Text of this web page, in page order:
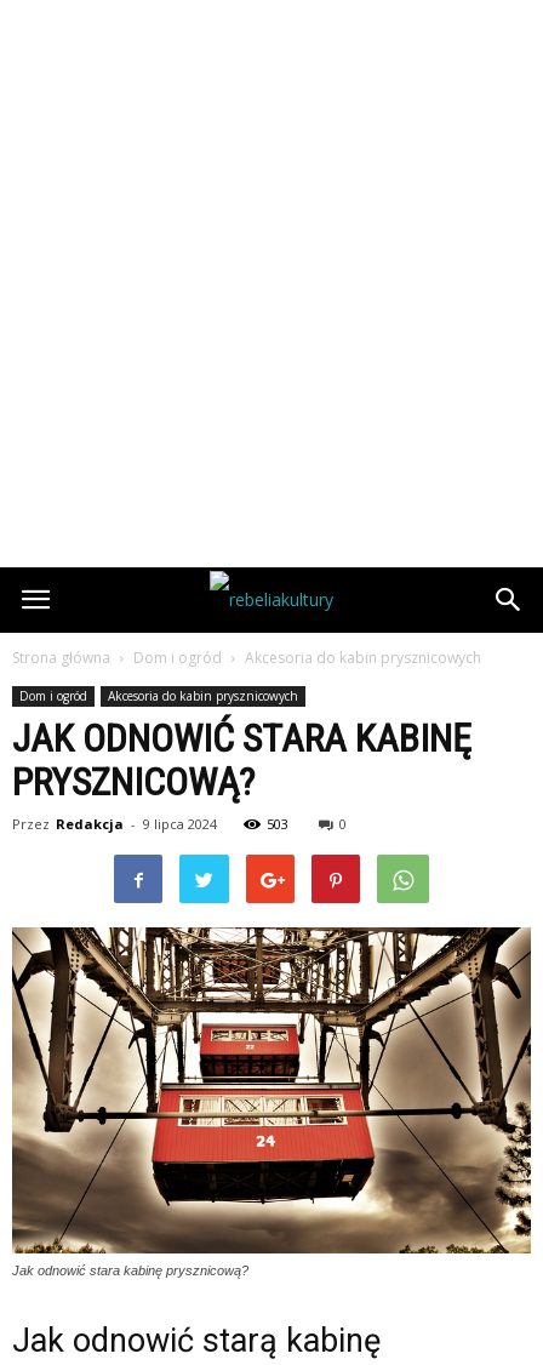
Strona główna Dom i ogród Akcesoria do kabin prysznicowych
Dom i ogród Akcesoria do kabin prysznicowych
JAK ODNOWIĆ STARA KABINĘ
PRYSZNICOWĄ?
Przez Redakcja - 9 lipca 2024 503 0
Jak odnowić stara kabinę prysznicową?
Jak odnowić starą kabinę